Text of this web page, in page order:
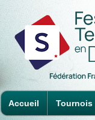
Accueil Tournois